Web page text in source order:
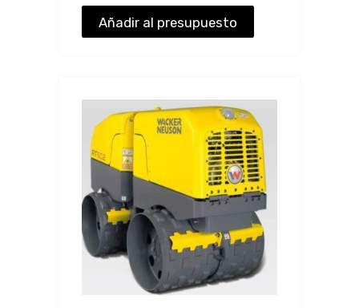
Añadir al presupuesto